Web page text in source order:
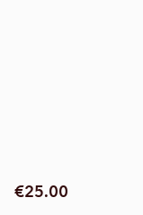
€25.00